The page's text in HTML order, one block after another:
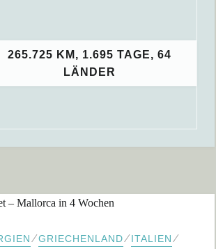
265.725 KM, 1.695 TAGE, 64
LÄNDER
⁄GRIECHENLAND⁄ITALIEN ⁄